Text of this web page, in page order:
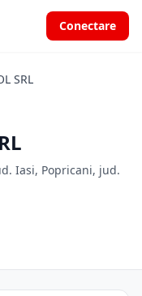
Conectare
SRL
Iasi, Popricani, jud.